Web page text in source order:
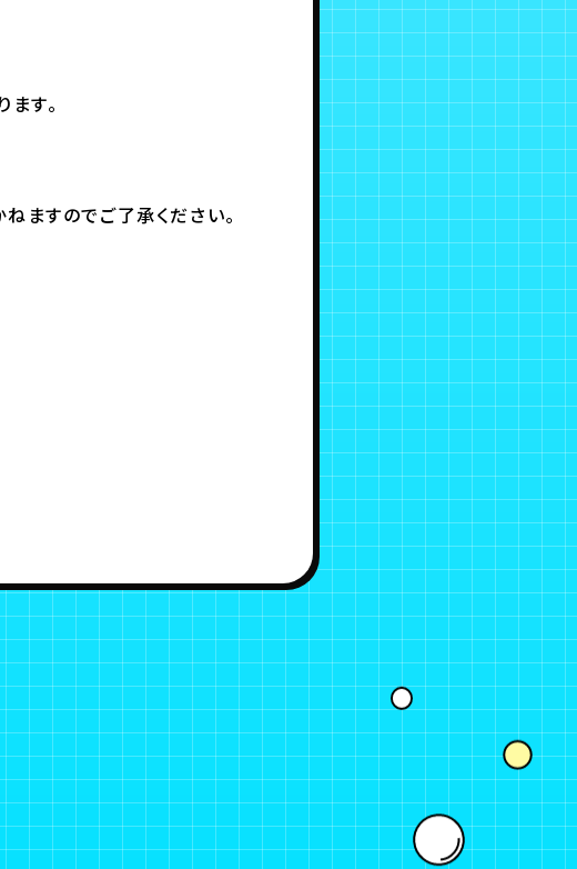
す。
ますのでご了承ください。